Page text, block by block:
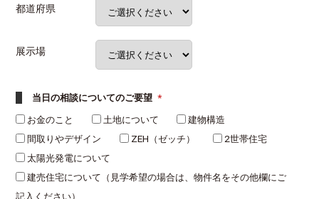
都道府県
展示場
当日の相談についてのご要望 *
お金のこと 土地について
建物構造
間取りやデザイン
ZEH（ゼッチ）
2世帯住宅
太陽光発電について
建売住宅について（見学希望の場合は、物件名をその他欄にご
記入ください）